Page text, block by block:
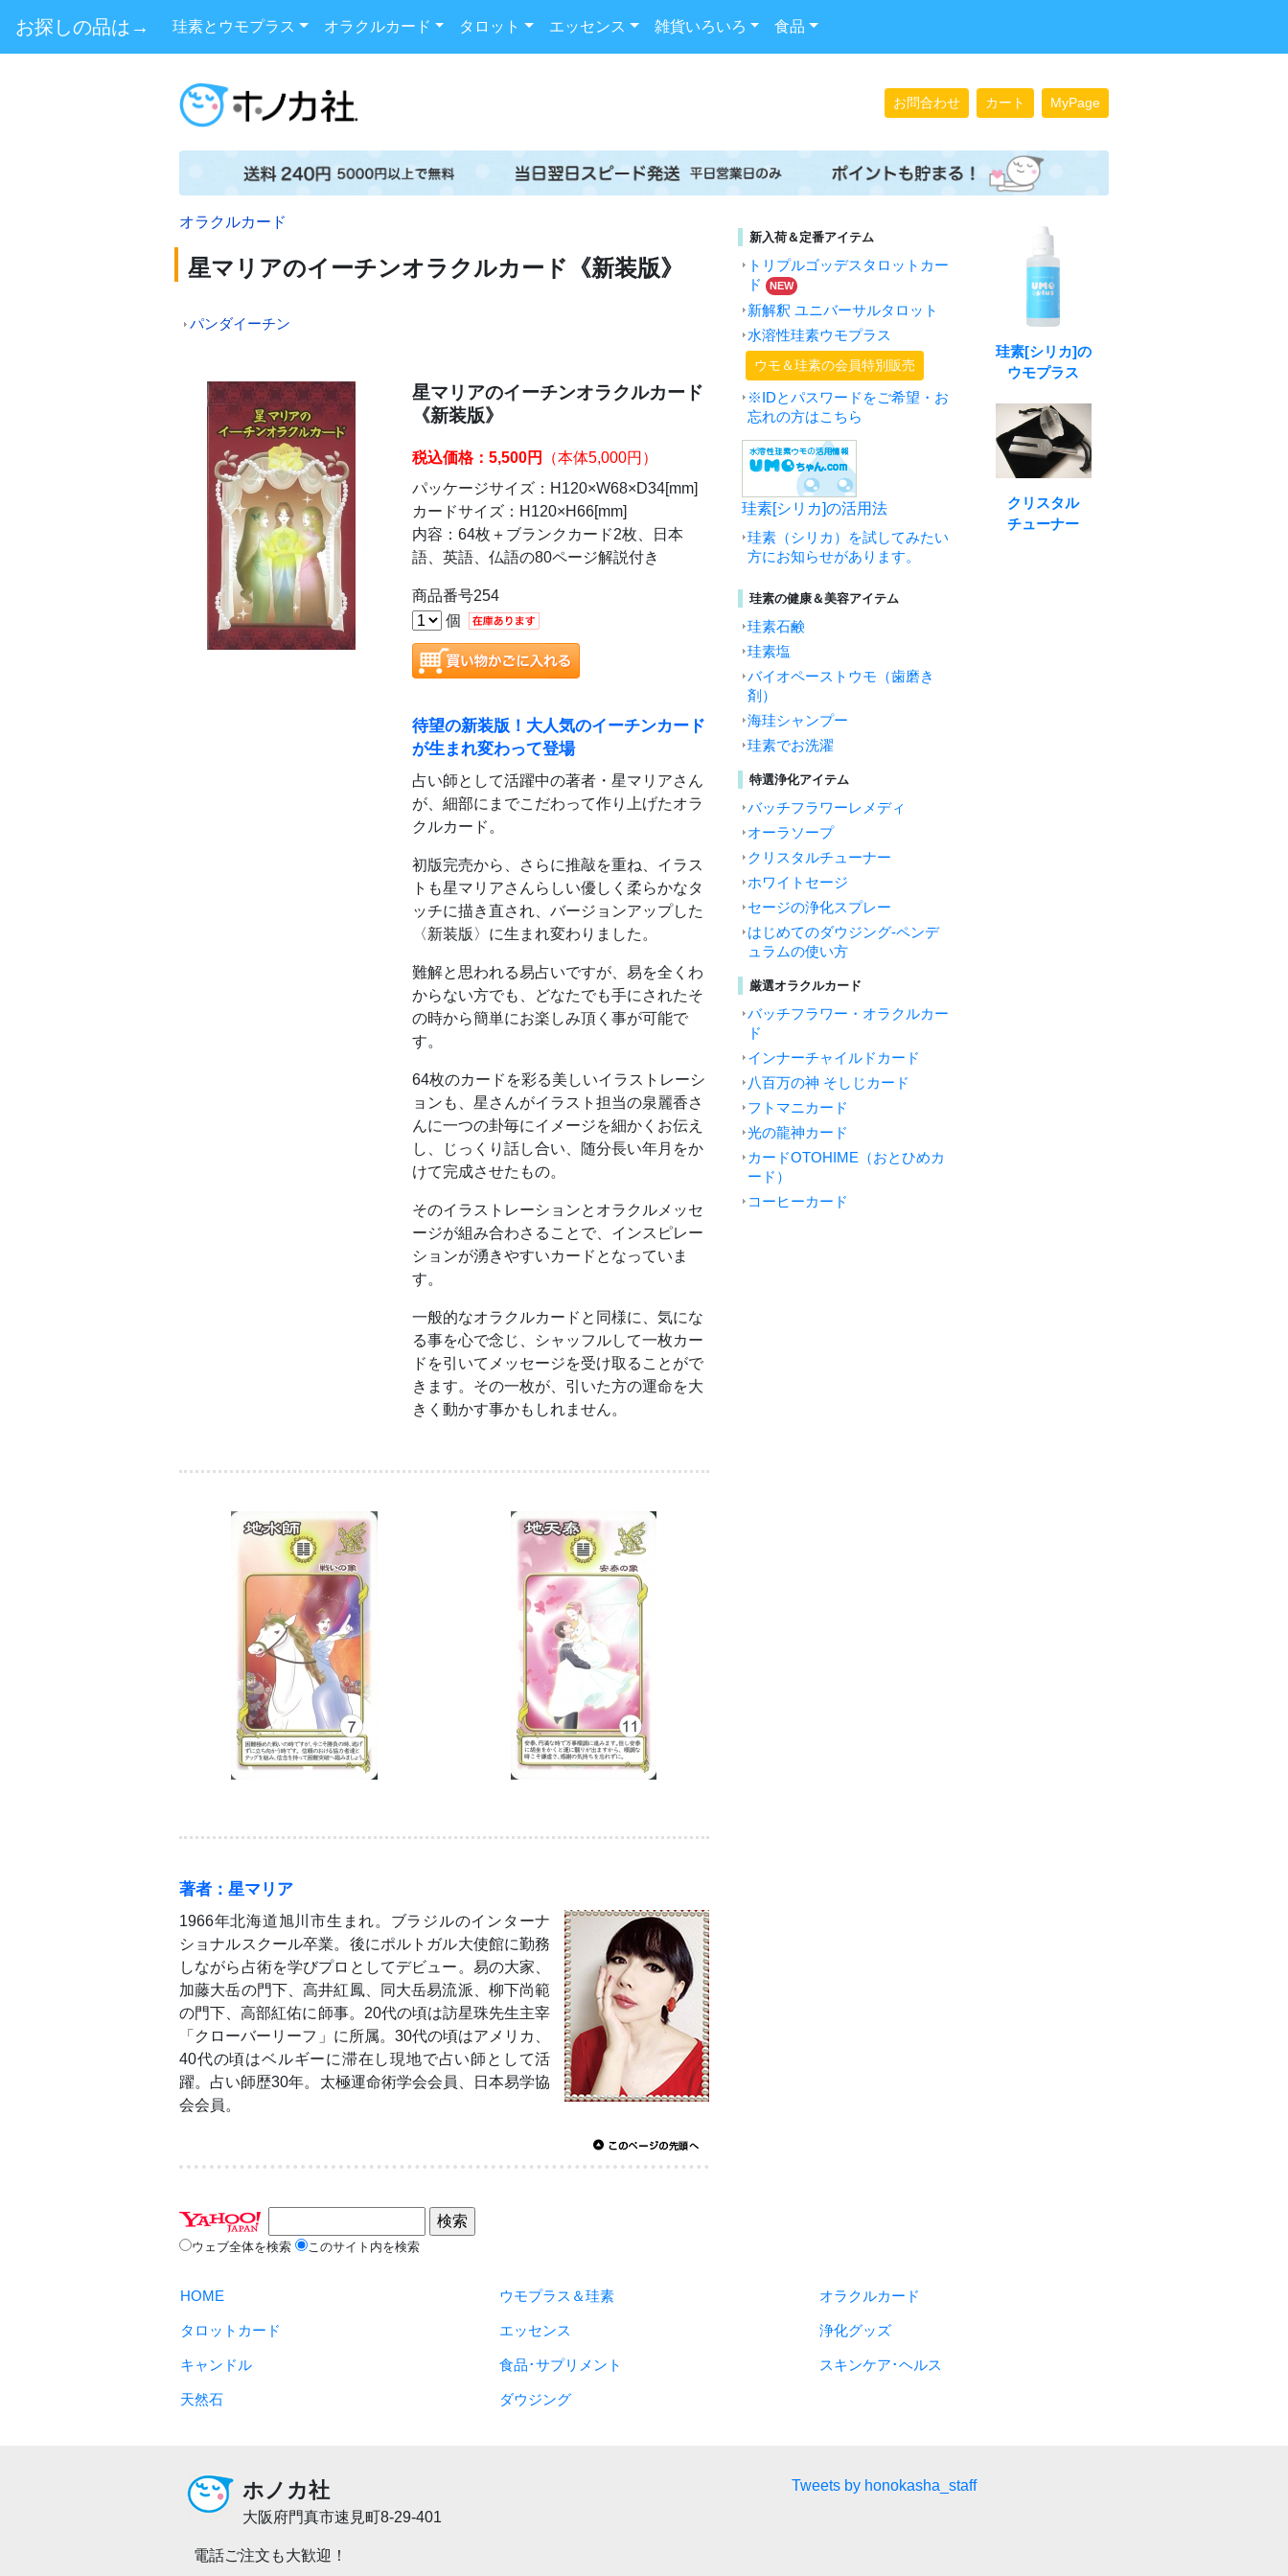
お探しの品は→ 珪素とウモプラス オラクルカード タロット エッセンス 雑貨いろいろ 食品
お問合わせ カート MyPage
オラクルカード
星マリアのイーチンオラクルカード《新装版》
パンダイーチン
星マリアのイーチンオラクルカード
《新装版》
税込価格：5,500円
（本体5,000円）
パッケージサイズ：H120×W68×D34[mm]
カードサイズ：H120×H66[mm]
内容：64枚＋ブランクカード2枚、日本
語、英語、仏語の80ページ解説付き
商品番号254
個
待望の新装版！大人気のイーチンカード
が生まれ変わって登場
占い師として活躍中の著者・星マリアさん
が、細部にまでこだわって作り上げたオラ
クルカード。
初版完売から、さらに推敲を重ね、イラス
トも星マリアさんらしい優しく柔らかなタ
ッチに描き直され、バージョンアップした
〈新装版〉に生まれ変わりました。
難解と思われる易占いですが、易を全くわ
からない⽅でも、どなたでも⼿にされたそ
の時から簡単にお楽しみ頂く事が可能で
す。
64枚のカードを彩る美しいイラストレーシ
ョンも、星さんがイラスト担当の泉麗香さ
んに一つの卦毎にイメージを細かくお伝え
し、じっくり話し合い、随分長い年月をか
けて完成させたもの。
そのイラストレーションとオラクルメッセ
ージが組み合わさることで、インスピレー
ションが湧きやすいカードとなっていま
す。
一般的なオラクルカードと同様に、気にな
る事を⼼で念じ、シャッフルして⼀枚カー
ドを引いてメッセージを受け取ることがで
きます。その⼀枚が、引いた方の運命を⼤
きく動かす事かもしれません。
著者：星マリア
1966年北海道旭川市生まれ。ブラジルのインターナ
ショナルスクール卒業。後にポルトガル大使館に勤務
しながら占術を学びプロとしてデビュー。易の大家、
加藤大岳の門下、高井紅鳳、同大岳易流派、柳下尚範
の門下、高部紅佑に師事。20代の頃は訪星珠先生主宰
「クローバーリーフ」に所属。30代の頃はアメリカ、
40代の頃はベルギーに滞在し現地で占い師として活
躍。占い師歴30年。太極運命術学会会員、日本易学協
会会員。
ウェブ全体を検索 このサイト内を検索
新入荷＆定番アイテム
トリプルゴッデスタロットカー
ド
NEW
新解釈 ユニバーサルタロット
水溶性珪素ウモプラス
ウモ＆珪素の会員特別販売
※IDとパスワードをご希望・お
忘れの方はこちら
珪素[シリカ]の活用法
珪素（シリカ）を試してみたい
方にお知らせがあります。
珪素の健康＆美容アイテム
珪素石鹸
珪素塩
バイオペーストウモ（歯磨き
剤）
海珪シャンプー
珪素でお洗濯
特選浄化アイテム
バッチフラワーレメディ
オーラソープ
クリスタルチューナー
ホワイトセージ
セージの浄化スプレー
はじめてのダウジング-ペンデ
ュラムの使い方
厳選オラクルカード
バッチフラワー・オラクルカー
ド
インナーチャイルドカード
八百万の神 そしじカード
フトマニカード
光の龍神カード
カードOTOHIME（おとひめカ
ード）
コーヒーカード
珪素[シリカ]の
ウモプラス
クリスタル
チューナー
HOME ウモプラス＆珪素 オラクルカード
タロットカード エッセンス 浄化グッズ
キャンドル 食品･サプリメント スキンケア･ヘルス
天然石 ダウジング
ホノカ社
大阪府門真市速見町8-29-401
電話ご注文も大歓迎！
Tweets by honokasha_staff